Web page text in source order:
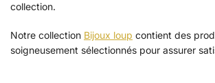
collection.
Notre collection Bijoux loup contient des
soigneusement sélectionnés pour assurer